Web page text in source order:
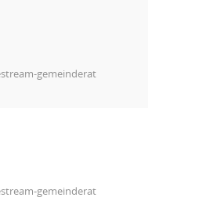
gemeinderat
gemeinderat